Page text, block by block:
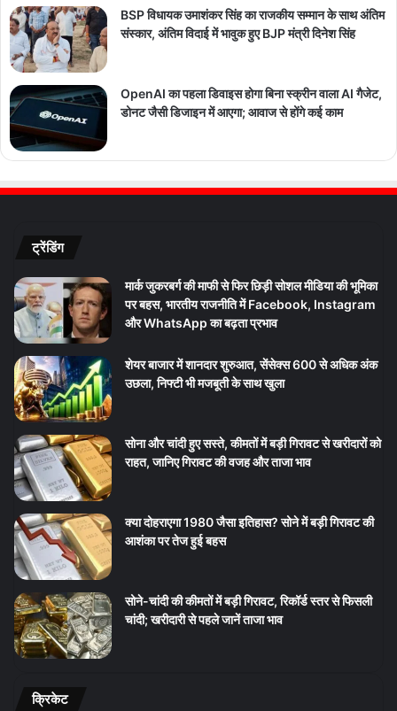
BSP विधायक उमाशंकर सिंह का राजकीय सम्मान के साथ अंतिम
संस्कार, अंतिम विदाई में भावुक हुए BJP मंत्री दिनेश सिंह
OpenAI का पहला डिवाइस होगा बिना स्क्रीन वाला AI गैजेट,
डोनट जैसी डिजाइन में आएगा; आवाज से होंगे कई काम
ट्रेंडिंग
मार्क जुकरबर्ग की माफी से फिर छिड़ी सोशल मीडिया की भूमिका
पर बहस, भारतीय राजनीति में Facebook, Instagram
और WhatsApp का बढ़ता प्रभाव
शेयर बाजार में शानदार शुरुआत, सेंसेक्स 600 से अधिक अंक
उछला, निफ्टी भी मजबूती के साथ खुला
सोना और चांदी हुए सस्ते, कीमतों में बड़ी गिरावट से खरीदारों को
राहत, जानिए गिरावट की वजह और ताजा भाव
क्या दोहराएगा 1980 जैसा इतिहास? सोने में बड़ी गिरावट की
आशंका पर तेज हुई बहस
सोने-चांदी की कीमतों में बड़ी गिरावट, रिकॉर्ड स्तर से फिसली
चांदी; खरीदारी से पहले जानें ताजा भाव
क्रिकेट